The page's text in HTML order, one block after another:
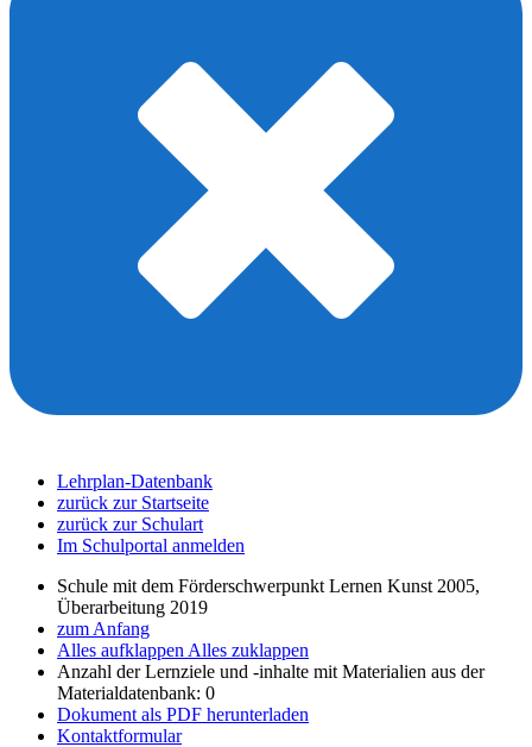
Lehrplan-Datenbank
zurück zur Startseite
zurück zur Schulart
Im Schulportal anmelden
Schule mit dem Förderschwerpunkt Lernen Kunst 2005,
Überarbeitung 2019
zum Anfang
Alles aufklappen Alles zuklappen
Anzahl der Lernziele und -inhalte mit Materialien aus der
Materialdatenbank: 0
Dokument als PDF herunterladen
Kontaktformular